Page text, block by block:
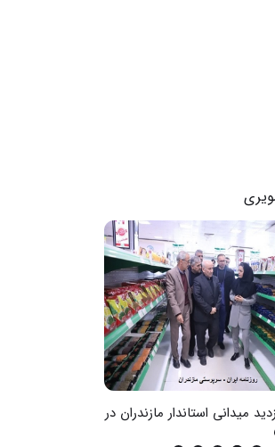
/ اثرات تخریب اموال